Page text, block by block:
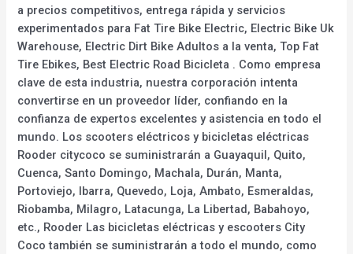
a precios competitivos, entrega rápida y servicios
experimentados para Fat Tire Bike Electric, Electric Bike Uk
Warehouse, Electric Dirt Bike Adultos a la venta, Top Fat
Tire Ebikes, Best Electric Road Bicicleta . Como empresa
clave de esta industria, nuestra corporación intenta
convertirse en un proveedor líder, confiando en la
confianza de expertos excelentes y asistencia en todo el
mundo. Los scooters eléctricos y bicicletas eléctricas
Rooder citycoco se suministrarán a Guayaquil, Quito,
Cuenca, Santo Domingo, Machala, Durán, Manta,
Portoviejo, Ibarra, Quevedo, Loja, Ambato, Esmeraldas,
Riobamba, Milagro, Latacunga, La Libertad, Babahoyo,
etc., Rooder Las bicicletas eléctricas y escooters City
Coco también se suministrarán a todo el mundo, como